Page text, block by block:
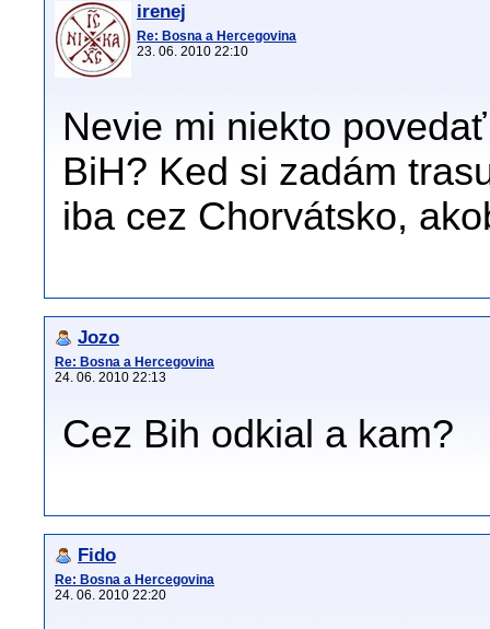
irenej
Re: Bosna a Hercegovina
23. 06. 2010 22:10
Nevie mi niekto
BiH? Ked si zadám
iba cez Chorvátsko,
Jozo
Re: Bosna a Hercegovina
24. 06. 2010 22:13
Cez Bih odkial a kam?
Fido
Re: Bosna a Hercegovina
24. 06. 2010 22:20